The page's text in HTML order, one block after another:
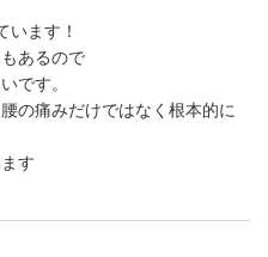
います！
あるので
です。
の痛みだけではなく根本的に
す